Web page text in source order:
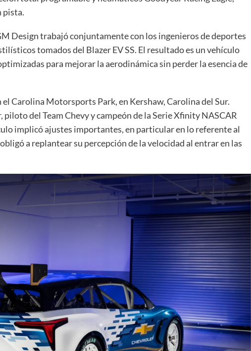
pista.
Design trabajó conjuntamente con los ingenieros de deportes
tomados del Blazer EV SS. El resultado es un vehículo
para mejorar la aerodinámica sin perder la esencia de
Carolina Motorsports Park, en Kershaw, Carolina del Sur.
del Team Chevy y campeón de la Serie Xfinity NASCAR
implicó ajustes importantes, en particular en lo referente al
a replantear su percepción de la velocidad al entrar en las